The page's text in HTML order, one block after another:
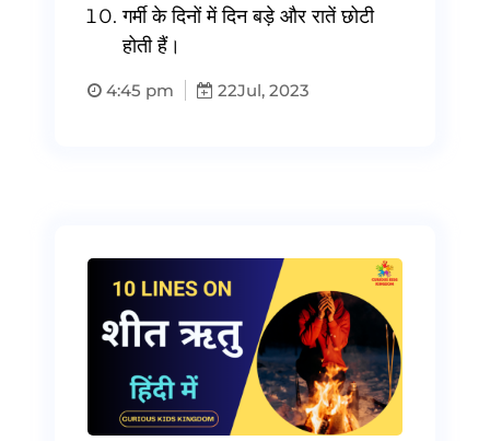
गर्मी के दिनों में दिन बड़े और रातें छोटी
होती हैं।
4:45 pm 22Jul, 2023